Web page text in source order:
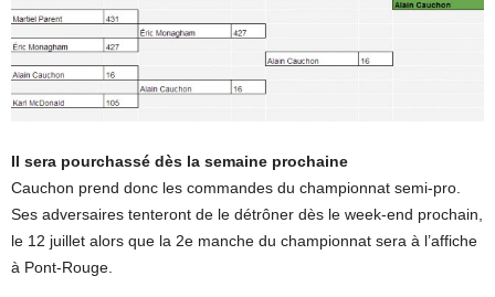
Il sera pourchassé dès la semaine prochaine
Cauchon prend donc les commandes du championnat semi-pro.
Ses adversaires tenteront de le détrôner dès le week-end prochain,
le 12 juillet alors que la 2e manche du championnat sera à l’affiche
à Pont-Rouge.